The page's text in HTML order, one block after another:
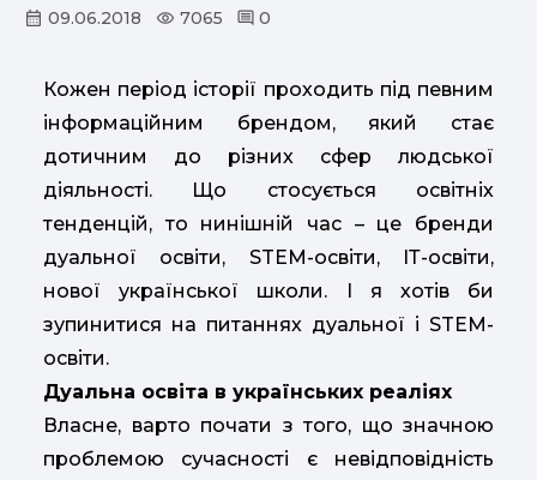
09.06.2018 7065 0
Кожен період історії проходить під певним
інформаційним брендом, який стає
дотичним до різних сфер людської
діяльності. Що стосується освітніх
тенденцій, то нинішній час – це бренди
дуальної освіти, STEM-освіти, ІТ-освіти,
нової української школи.
І я хотів би
зупинитися на питаннях дуальної і STEM-
освіти.
Дуальна освіта в українських реаліях
Власне, варто почати з того, що значною
проблемою сучасності є невідповідність